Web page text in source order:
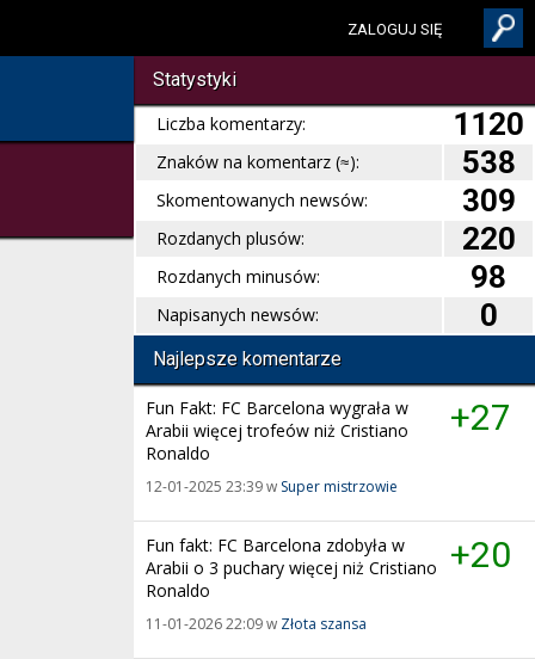
ZALOGUJ SIĘ
Statystyki
Liczba komentarzy:
1120
Znaków na komentarz (≈): 538
Skomentowanych newsów: 309
Rozdanych plusów: 220
Rozdanych minusów: 98
Napisanych newsów: 0
Najlepsze komentarze
+27
Fun Fakt: FC Barcelona wygrała w
Arabii więcej trofeów niż Cristiano
Ronaldo
12-01-2025 23:39 w Super mistrzowie
+20
Fun fakt: FC Barcelona zdobyła w
Arabii o 3 puchary więcej niż Cristiano
Ronaldo
11-01-2026 22:09 w Złota szansa